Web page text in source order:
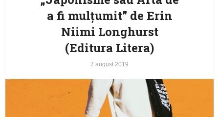
a fi mulțumit” de Erin
Niimi Longhurst
(Editura Litera)
7 august 2019